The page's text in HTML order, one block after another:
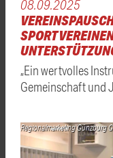
08.09.2025
„Ein wertvolles
Gemeinschaft und
Regionalmarketing Günzburg